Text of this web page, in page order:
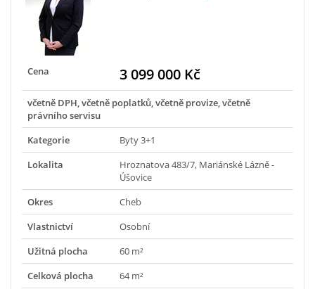
Cena 3 099 000 Kč
včetně DPH, včetně poplatků, včetně provize, včetně
právního servisu
Kategorie
Byty 3+1
Lokalita
Hroznatova 483/7, Mariánské Lázně -
Úšovice
Okres
Cheb
Vlastnictví
Osobní
Užitná plocha
60 m²
Celková plocha
64 m²